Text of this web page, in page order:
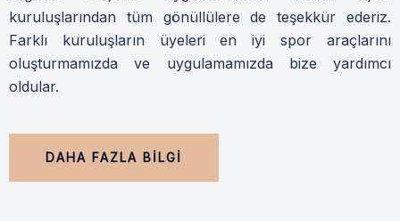
kuruluşlarından tüm gönüllülere de teşekkür ederiz.
Farklı kuruluşların üyeleri en iyi spor araçlarını
oluşturmamızda ve uygulamamızda bize yardımcı
oldular.
DAHA FAZLA BİLGİ